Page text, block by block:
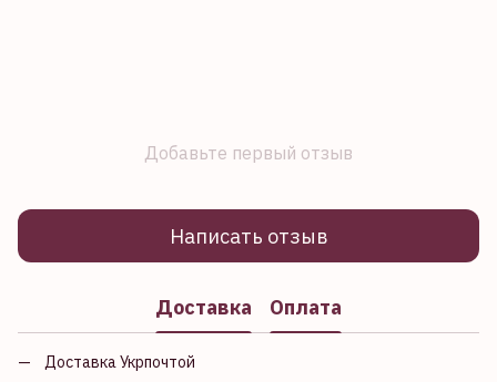
Добавьте первый отзыв
Написать отзыв
Доставка Оплата
Доставка Укрпочтой